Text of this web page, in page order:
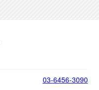
03-6456-3090